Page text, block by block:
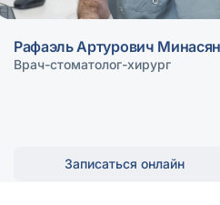
Рафаэль Артурович Минасян
Врач-стоматолог-хирург
Записаться онлайн